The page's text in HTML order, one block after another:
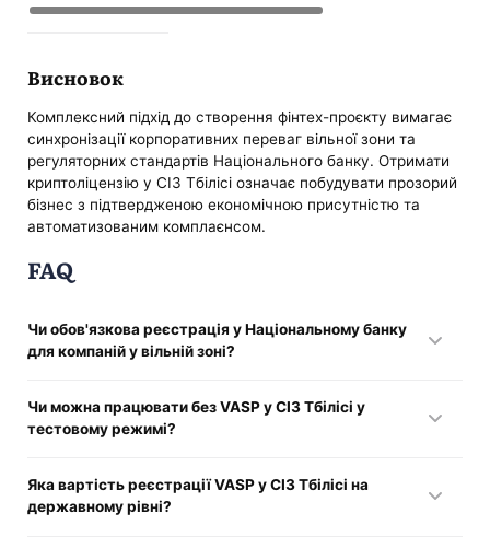
Висновок
Комплексний підхід до створення фінтех-проєкту вимагає
синхронізації корпоративних переваг вільної зони та
регуляторних стандартів Національного банку. Отримати
криптоліцензію у СІЗ Тбілісі означає побудувати прозорий
бізнес з підтвердженою економічною присутністю та
автоматизованим комплаєнсом.
FAQ
Чи обов'язкова реєстрація у Національному банку
для компаній у вільній зоні?
вимогою для всіх осіб, які працюють з віртуальними
активами на території країни.
Чи можна працювати без VASP у СІЗ Тбілісі у
тестовому режимі?
офіційного реєстру тягне за собою адміністративну
відповідальність та блокування банківських рахунків.
Яка вартість реєстрації VASP у СІЗ Тбілісі на
державному рівні?